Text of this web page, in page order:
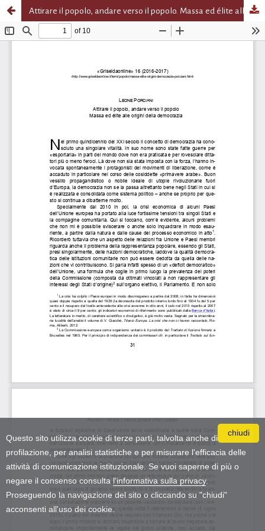
chiudi
Questo sito utilizza cookie di terze parti, talvolta anche di
profilazione, per analisi statistiche e per misurare l'efficacia delle
attività di comunicazione istituzionale. Se vuoi saperne di più o
negare il consenso consulta l'informativa sulla privacy.
Proseguendo la navigazione del sito o cliccando su "chiudi"
acconsenti all'uso dei cookie.
Attirare il popolo, andare verso il popolo. Massa ed élite alle origini della democrazia